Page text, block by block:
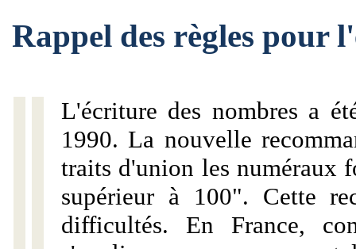
Rappel des règles pour
L'écriture des nombres a
1990. La nouvelle
traits d'union les numéraux
supérieur à 100". Cette
difficultés. En France,